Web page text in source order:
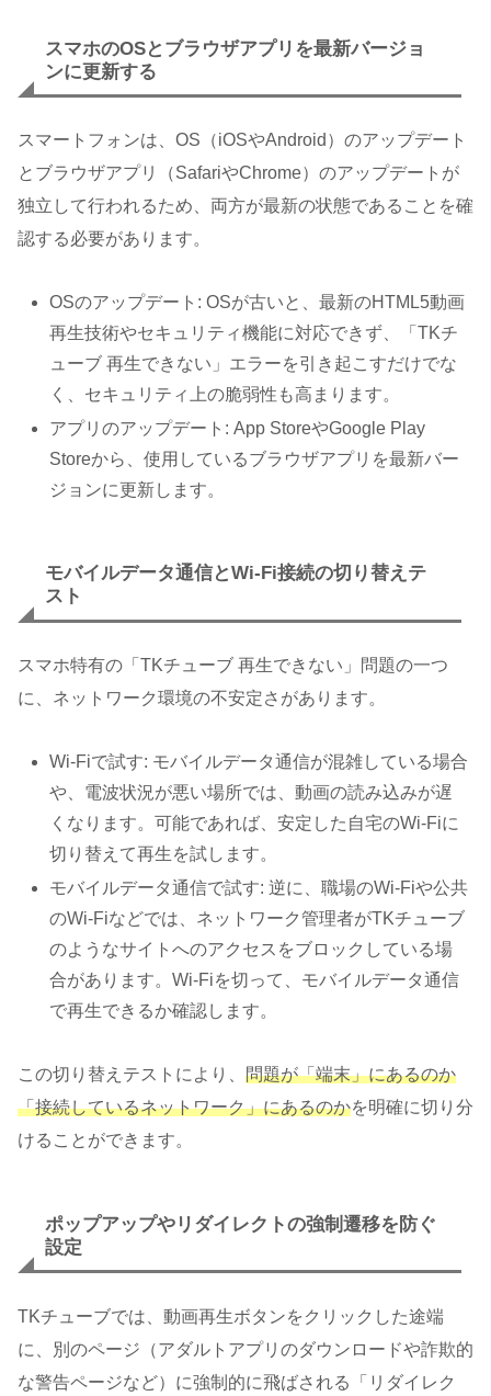
スマホのOSとブラウザアプリを最新バージョ
ンに更新する
スマートフォンは、OS（iOSやAndroid）のアップデート
とブラウザアプリ（SafariやChrome）のアップデートが
独立して行われるため、両方が最新の状態であることを確
認する必要があります。
OSのアップデート: OSが古いと、最新のHTML5動画
再生技術やセキュリティ機能に対応できず、「TKチ
ューブ 再生できない」エラーを引き起こすだけでな
く、セキュリティ上の脆弱性も高まります。
アプリのアップデート: App StoreやGoogle Play
Storeから、使用しているブラウザアプリを最新バー
ジョンに更新します。
モバイルデータ通信とWi-Fi接続の切り替えテ
スト
スマホ特有の「TKチューブ 再生できない」問題の一つ
に、ネットワーク環境の不安定さがあります。
Wi-Fiで試す: モバイルデータ通信が混雑している場合
や、電波状況が悪い場所では、動画の読み込みが遅
くなります。可能であれば、安定した自宅のWi-Fiに
切り替えて再生を試します。
モバイルデータ通信で試す: 逆に、職場のWi-Fiや公共
のWi-Fiなどでは、ネットワーク管理者がTKチューブ
のようなサイトへのアクセスをブロックしている場
合があります。Wi-Fiを切って、モバイルデータ通信
で再生できるか確認します。
この切り替えテストにより、 問題が「端末」にあるのか
「接続しているネットワーク」にあるのかを明確に切り分
けることができます。
ポップアップやリダイレクトの強制遷移を防ぐ
設定
TKチューブでは、動画再生ボタンをクリックした途端
に、別のページ（アダルトアプリのダウンロードや詐欺的
な警告ページなど）に強制的に飛ばされる「リダイレク